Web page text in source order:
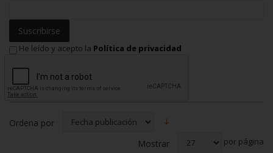
Suscribirse
He leído y acepto la Política de privacidad
Ordena por
Mostrar
por página